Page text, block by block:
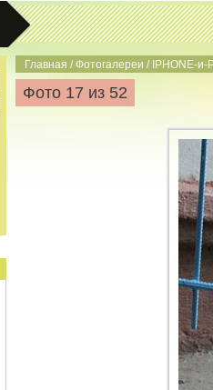
Главная /Фотогалереи / IPHONE-и-
Фото 17 из 52